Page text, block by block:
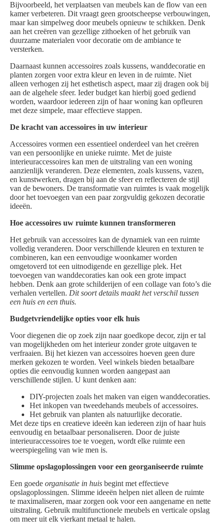
Bijvoorbeeld, het verplaatsen van meubels kan de flow van een
kamer verbeteren. Dit vraagt geen grootscheepse verbouwingen,
maar kan simpelweg door meubels opnieuw te schikken. Denk
aan het creëren van gezellige zithoeken of het gebruik van
duurzame materialen voor decoratie om de ambiance te
versterken.
Daarnaast kunnen accessoires zoals kussens, wanddecoratie en
planten zorgen voor extra kleur en leven in de ruimte. Niet
alleen verhogen zij het esthetisch aspect, maar zij dragen ook bij
aan de algehele sfeer. Ieder budget kan hierbij goed gediend
worden, waardoor iedereen zijn of haar woning kan opfleuren
met deze simpele, maar effectieve stappen.
De kracht van accessoires in uw interieur
Accessoires vormen een essentieel onderdeel van het creëren
van een persoonlijke en unieke ruimte. Met de juiste
interieuraccessoires kan men de uitstraling van een woning
aanzienlijk veranderen. Deze elementen, zoals kussens, vazen,
en kunstwerken, dragen bij aan de sfeer en reflecteren de stijl
van de bewoners. De transformatie van ruimtes is vaak mogelijk
door het toevoegen van een paar zorgvuldig gekozen decoratie
ideeën.
Hoe accessoires uw ruimte kunnen transformeren
Het gebruik van accessoires kan de dynamiek van een ruimte
volledig veranderen. Door verschillende kleuren en texturen te
combineren, kan een eenvoudige woonkamer worden
omgetoverd tot een uitnodigende en gezellige plek. Het
toevoegen van wanddecoraties kan ook een grote impact
hebben. Denk aan grote schilderijen of een collage van foto’s die
verhalen vertellen. Dit soort details maakt het verschil tussen
een huis en een thuis.
Budgetvriendelijke opties voor elk huis
Voor diegenen die op zoek zijn naar goedkope decor, zijn er tal
van mogelijkheden om het interieur zonder grote uitgaven te
verfraaien. Bij het kiezen van accessoires hoeven geen dure
merken gekozen te worden. Veel winkels bieden betaalbare
opties die eenvoudig kunnen worden aangepast aan
verschillende stijlen. U kunt denken aan:
DIY-projecten zoals het maken van eigen wanddecoraties.
Het inkopen van tweedehands meubels of accessoires.
Het gebruik van planten als natuurlijke decoratie.
Met deze tips en creatieve ideeën kan iedereen zijn of haar huis
eenvoudig en betaalbaar personaliseren. Door de juiste
interieuraccessoires toe te voegen, wordt elke ruimte een
weerspiegeling van wie men is.
Slimme opslagoplossingen voor een georganiseerde ruimte
Een goede organisatie in huis begint met effectieve
opslagoplossingen. Slimme ideeën helpen niet alleen de ruimte
te maximaliseren, maar zorgen ook voor een aangename en nette
uitstraling. Gebruik multifunctionele meubels en verticale opslag
om meer uit elk vierkant metaal te halen.